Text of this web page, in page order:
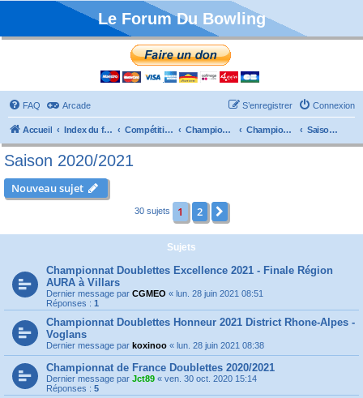
Le Forum Du Bowling
FAQ Arcade Connexion
S’enregistrer
Accueil Index du forum Compétitions Championnats de France Championnat Doublettes Saison 2020/2021
Saison 2020/2021
Nouveau sujet
30 sujets 1 2
Sujets
Championnat Doublettes Excellence 2021 - Finale Région
AURA à Villars
Dernier message par CGMEO « lun. 28 juin 2021 08:51
Réponses : 1
Championnat Doublettes Honneur 2021 District Rhone-Alpes -
Voglans
Dernier message par koxinoo « lun. 28 juin 2021 08:38
Championnat de France Doublettes 2020/2021
Dernier message par Jct89 « ven. 30 oct. 2020 15:14
Réponses : 5